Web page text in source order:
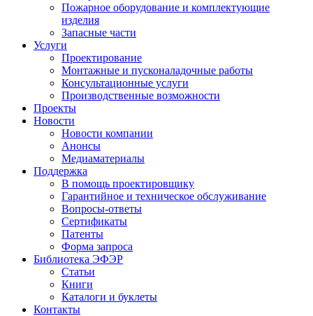
Пожарное оборудование и комплектующие
изделия
Запасные части
Услуги
Проектирование
Монтажные и пусконаладочные работы
Консультационные услуги
Производственные возможности
Проекты
Новости
Новости компании
Анонсы
Медиаматериалы
Поддержка
В помощь проектировщику
Гарантийное и техническое обслуживание
Вопросы-ответы
Сертификаты
Патенты
Форма запроса
Библиотека ЭФЭР
Статьи
Книги
Каталоги и буклеты
Контакты